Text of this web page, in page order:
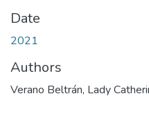
Date
2021
Authors
Verano Beltrán, Lady